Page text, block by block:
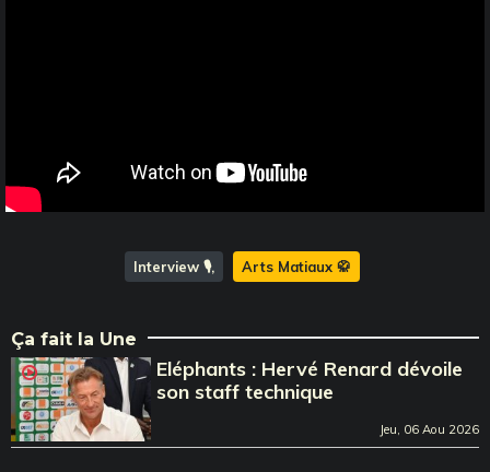
Interview 🎙️ Arts Matiaux 🥋
Ça fait la Une
Eléphants : Hervé Renard dévoile
son staff technique
Jeu, 06 Aou 2026